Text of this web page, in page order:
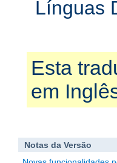
Línguas
Esta
em
Notas da Versão